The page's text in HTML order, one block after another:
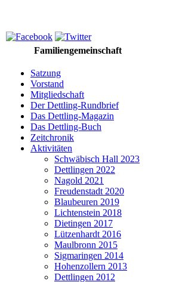
Familiengemeinschaft
Satzung
Vorstand
Mitgliedschaft
Der Dettling-Rundbrief
Das Dettling-Magazin
Das Dettling-Buch
Zeitchronik
Aktivitäten
Schwäbisch Hall 2023
Dettlingen 2022
Nagold 2021
Freudenstadt 2020
Blaubeuren 2019
Lichtenstein 2018
Dietingen 2017
Lützenhardt 2016
Maulbronn 2015
Sigmaringen 2014
Hohenzollern 2013
Dettlingen 2012